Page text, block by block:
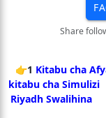
Share
👉1 Kitabu cha
kitabu cha Simulizi
Riyadh Swalihina